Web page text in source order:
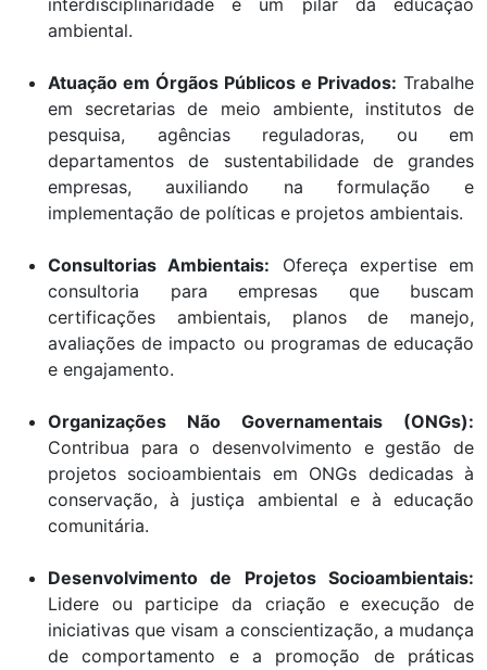
interdisciplinaridade é um pilar da educação
ambiental.
Atuação em Órgãos Públicos e Privados: Trabalhe
em secretarias de meio ambiente, institutos de
pesquisa, agências reguladoras, ou em
departamentos de sustentabilidade de grandes
empresas, auxiliando na formulação e
implementação de políticas e projetos ambientais.
Consultorias Ambientais: Ofereça expertise em
consultoria para empresas que buscam
certificações ambientais, planos de manejo,
avaliações de impacto ou programas de educação
e engajamento.
Organizações Não Governamentais (ONGs):
Contribua para o desenvolvimento e gestão de
projetos socioambientais em ONGs dedicadas à
conservação, à justiça ambiental e à educação
comunitária.
Desenvolvimento de Projetos Socioambientais:
Lidere ou participe da criação e execução de
iniciativas que visam a conscientização, a mudança
de comportamento e a promoção de práticas